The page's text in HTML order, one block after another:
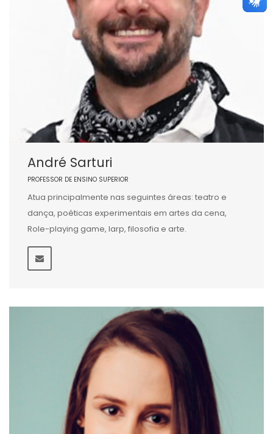
André Sarturi
PROFESSOR DE ENSINO SUPERIOR
Atua principalmente nas seguintes áreas: teatro e
dança, poéticas experimentais em artes da cena,
Role-playing game, larp, filosofia e arte.